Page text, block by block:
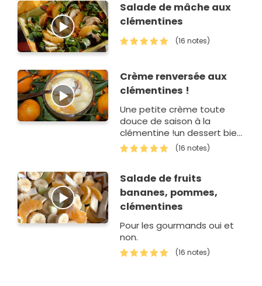
Salade de mâche aux
clémentines
(16 notes)
Crème renversée aux
clémentines !
Une petite crème toute
douce de saison à la
clémentine !un dessert bien
parfumé !
(16 notes)
Salade de fruits
bananes, pommes,
clémentines
Pour les gourmands oui et
non.
(16 notes)